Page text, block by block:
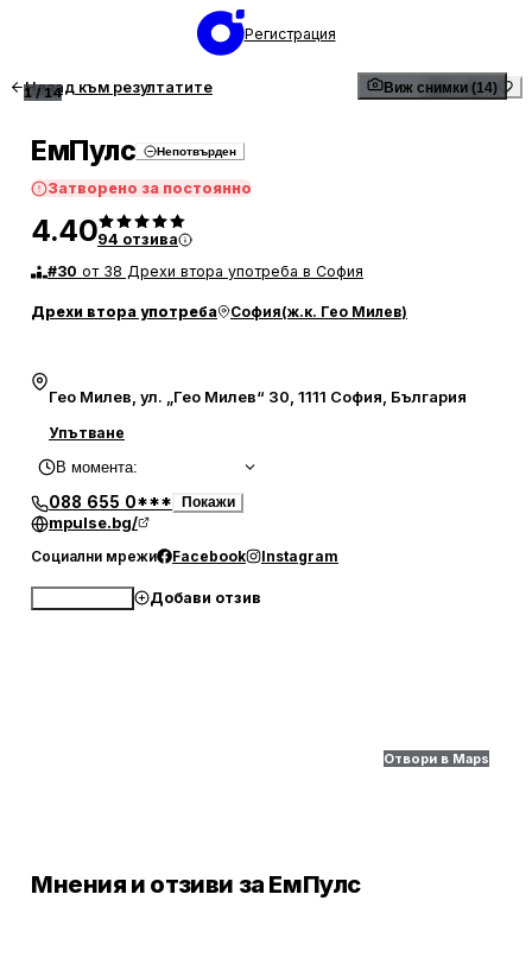
Регистрация
Назад към резултатите
1/14 Виж снимки (14)
ЕмПулс Непотвърден
Затворено за постоянно
4.4094 отзива
#30 от 38 Дрехи втора употреба в София
Дрехи втора употреба София(ж.к. Гео Милев)
Гео Милев, ул. „Гео Милев“ 30, 1111 София, България
Упътване
В момента:
088 655 0*** Покажи
mpulse.bg/
Социални мрежи Facebook Instagram
Добави отзив
Отвори в Maps
Мнения и отзиви за ЕмПулс